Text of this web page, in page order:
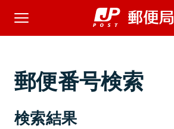
郵便番号検索
検索結果